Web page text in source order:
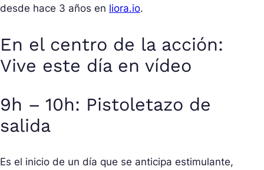
desde hace 3 años en liora.io.
En el centro de la acción:
Vive este día en vídeo
9h – 10h: Pistoletazo de
salida
Es el inicio de un día que se anticipa estimulante,